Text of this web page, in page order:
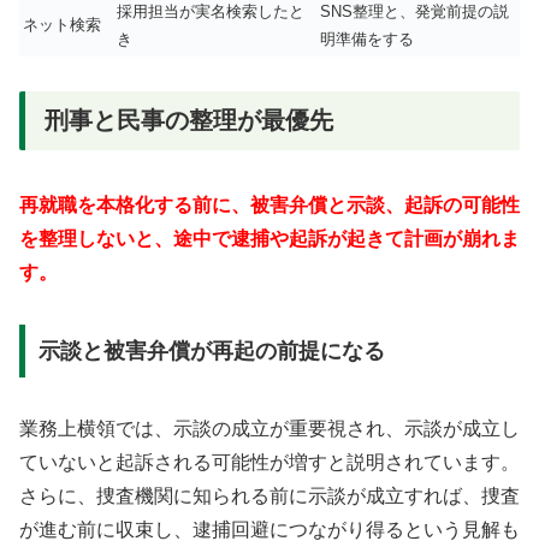
ネット検索
採用担当が実名検索したと
き
SNS整理と、発覚前提の説
明準備をする
刑事と民事の整理が最優先
再就職を本格化する前に、被害弁償と示談、起訴の可能性
を整理しないと、途中で逮捕や起訴が起きて計画が崩れま
す。
示談と被害弁償が再起の前提になる
業務上横領では、示談の成立が重要視され、示談が成立し
ていないと起訴される可能性が増すと説明されています。
さらに、捜査機関に知られる前に示談が成立すれば、捜査
が進む前に収束し、逮捕回避につながり得るという見解も